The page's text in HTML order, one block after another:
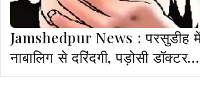
Jamshedpur News : परसुडीह में
नाबालिग से दरिंदगी, पड़ोसी डॉक्टर
फरार